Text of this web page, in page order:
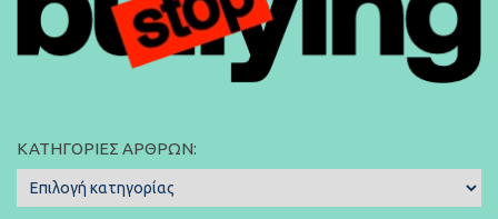
ΚΑΤΗΓΟΡΊΕΣ ΆΡΘΡΩΝ:
Κατηγορίες
Άρθρων: